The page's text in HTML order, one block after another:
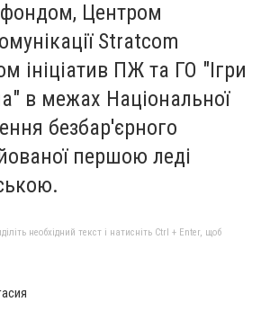
Центром
Stratcom
ініціатив ПЖ та ГО "Ігри
в межах Національної
безбар'єрного
першою леді
необхідний текст і натисніть Ctrl + Enter, щоб